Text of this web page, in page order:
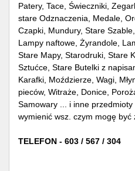
Patery, Tace, Świeczniki,
stare Odznaczenia, Medale,
Czapki, Mundury, Stare
Lampy naftowe, Żyrandole,
Stare Mapy, Starodruki, Stare
Sztućce, Stare Butelki z
Karafki, Moździerze, Wagi,
pieców, Witraże, Donice,
Samowary ... i inne
wymienić wsz. czym mogę być
TELEFON - 603 / 567 / 304